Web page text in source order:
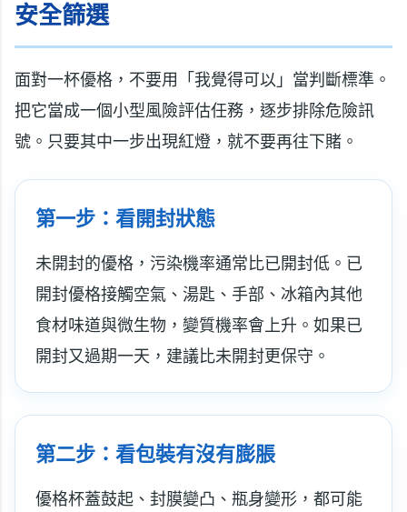
安全篩選
面對一杯優格，不要用「我覺得可以」當判斷標準。
把它當成一個小型風險評估任務，逐步排除危險訊
號。只要其中一步出現紅燈，就不要再往下賭。
第一步：看開封狀態
未開封的優格，污染機率通常比已開封低。已
開封優格接觸空氣、湯匙、手部、冰箱內其他
食材味道與微生物，變質機率會上升。如果已
開封又過期一天，建議比未開封更保守。
第二步：看包裝有沒有膨脹
優格杯蓋鼓起、封膜變凸、瓶身變形，都可能